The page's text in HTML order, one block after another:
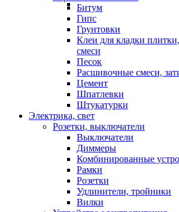
Битум
Гипс
Грунтовки
Клеи для кладки
смеси
Песок
Расшивочные смеси,
Цемент
Шпатлевки
Штукатурки
Электрика, свет
Розетки, выключатели
Выключатели
Диммеры
Комбинированные
Рамки
Розетки
Удлинители, тройники
Вилки